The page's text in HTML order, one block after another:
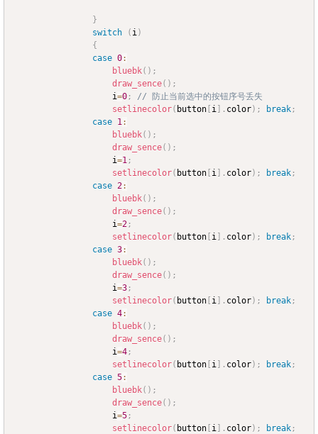
}
switch
( i)
{
case 0:
bluebk( ) ;
draw_sence( ) ;
					i
=0 ;
// 防止当前选中的按钮序号丢失
setlinecolor( button i . color) ; break ;
case 1:
bluebk( ) ;
draw_sence( ) ;
					i
=1 ;
setlinecolor( button i . color) ; break ;
case 2:
bluebk( ) ;
draw_sence( ) ;
					i
=2 ;
setlinecolor( button i . color) ; break ;
case 3:
bluebk( ) ;
draw_sence( ) ;
					i
=3 ;
setlinecolor( button i . color) ; break ;
case 4:
bluebk( ) ;
draw_sence( ) ;
					i
=4 ;
setlinecolor( button i . color) ; break ;
case 5:
bluebk( ) ;
draw_sence( ) ;
					i
=5 ;
setlinecolor( button i . color) ; break ;